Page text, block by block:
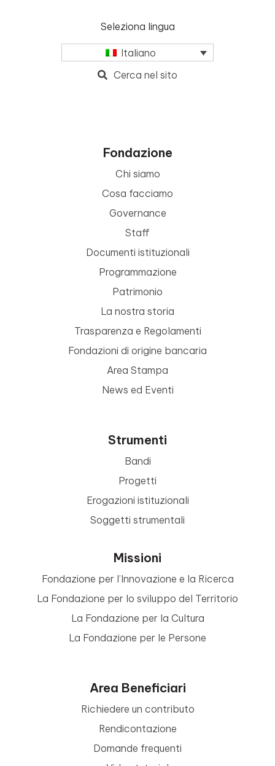
Seleziona lingua
Italiano
Cerca nel sito
Fondazione
Chi siamo
Cosa facciamo
Governance
Staff
Documenti istituzionali
Programmazione
Patrimonio
La nostra storia
Trasparenza e Regolamenti
Fondazioni di origine bancaria
Area Stampa
News ed Eventi
Strumenti
Bandi
Progetti
Erogazioni istituzionali
Soggetti strumentali
Missioni
Fondazione per l’Innovazione e la Ricerca
La Fondazione per lo sviluppo del Territorio
La Fondazione per la Cultura
La Fondazione per le Persone
Area Beneficiari
Richiedere un contributo
Rendicontazione
Domande frequenti